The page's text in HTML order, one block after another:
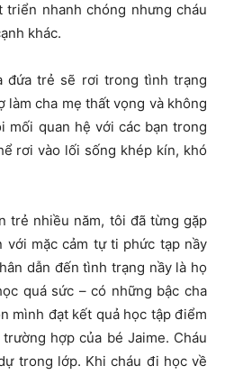
nhanh chóng nhưng cháu
khác.
đứa trẻ sẽ rơi trong tình trạng
làm cha mẹ thất vọng và không
mối quan hệ với các bạn trong
rơi vào lối sống khép kín, khó
trẻ nhiều năm, tôi đã từng gặp
mặc cảm tự ti phức tạp nầy
dẫn đến tình trạng nầy là họ
quá sức – có những bậc cha
mình đạt kết quả học tập điểm
hợp của bé Jaime. Cháu
trong lớp. Khi cháu đi học về